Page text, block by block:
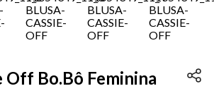
Off Bo.Bô Feminina